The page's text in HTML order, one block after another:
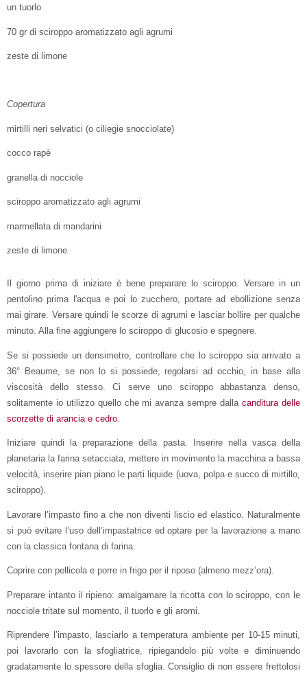
un tuorlo
70 gr di sciroppo aromatizzato agli agrumi
zeste di limone
Copertura
mirtilli neri selvatici (o ciliegie snocciolate)
cocco rapè
granella di nocciole
sciroppo aromatizzato agli agrumi
marmellata di mandarini
zeste di limone
Il giorno prima di iniziare è bene preparare lo sciroppo. Versare in un
pentolino prima l'acqua e poi lo zucchero, portare ad ebollizione senza
mai girare. Versare quindi le scorze di agrumi e lasciar bollire per qualche
minuto. Alla fine aggiungere lo sciroppo di glucosio e spegnere.
Se si possiede un densimetro, controllare che lo sciroppo sia arrivato a
36° Beaume, se non lo si possiede, regolarsi ad occhio, in base alla
viscosità dello stesso. Ci serve uno sciroppo abbastanza denso,
solitamente io utilizzo quello che mi avanza sempre dallacanditura delle
scorzette di arancia e cedro
Iniziare quindi la preparazione della pasta. Inserire nella vasca della
planetaria la farina setacciata, mettere in movimento la macchina a bassa
velocità, inserire pian piano le parti liquide (uova, polpa e succo di mirtillo,
sciroppo).
Lavorare l’impasto fino a che non diventi liscio ed elastico. Naturalmente
si può evitare l’uso dell’impastatrice ed optare per la lavorazione a mano
con la classica fontana di farina.
Coprire con pellicola e porre in frigo per il riposo (almeno mezz’ora).
Preparare intanto il ripieno: amalgamare la ricotta con lo sciroppo, con le
nocciole tritate sul momento, il tuorlo e gli aromi.
Riprendere l’impasto, lasciarlo a temperatura ambiente per 10-15 minuti,
poi lavorarlo con la sfogliatrice, ripiegandolo più volte e diminuendo
gradatamente lo spessore della sfoglia. Consiglio di non essere frettolosi